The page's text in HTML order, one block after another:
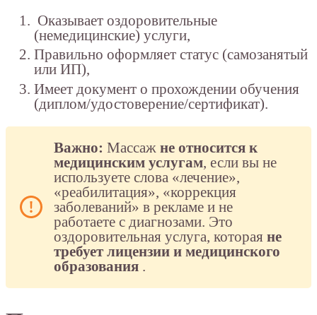
Оказывает оздоровительные
(немедицинские) услуги,
Правильно оформляет статус (самозанятый
или ИП),
Имеет документ о прохождении обучения
(диплом/удостоверение/сертификат).
Важно: Массаж не относится к
медицинским услугам, если вы не
используете слова «лечение»,
«реабилитация», «коррекция
заболеваний» в рекламе и не
работаете с диагнозами. Это
оздоровительная услуга, которая не
требует лицензии и медицинского
образования .